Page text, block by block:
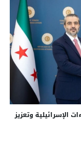
الإسرائيلية وتعزيز